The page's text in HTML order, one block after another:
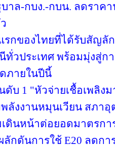
าล-กบง.-กบน. ลดราค
รกของไทยที่ได้รับสัญลั
ทั่วประเทศ พร้อมมุ่งสู่ก
ภายในปีนี้
ดับ 1 "หัวจ่ายเชื้อเพลิ
ลังงานหมุนเวียน สภาอุ
เดินหน้าต่อยอดมาตรก
กดันการใช้ E20 ลดกา